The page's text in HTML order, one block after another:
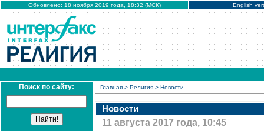
Обновлено: 18 ноября 2019 года, 18:32 (МСК) English
Поиск по сайту: Главная > Религия > Новости
Новости
11 августа 2017 года, 10:45